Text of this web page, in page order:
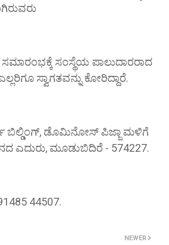
ಸಂಸ್ಥೆಯ ಪಾಲುದಾರರಾದ
ಸ್ವಾಗತವನ್ನು ಕೋರಿದ್ದಾರೆ.
ಬಿಲ್ಡಿಂಗ್, ಡೊಮಿನೋಸ್ ಪಿಜ್ಜಾ ಮಳಿಗೆ
ಎದುರು, ಮೂಡುಬಿದಿರೆ - 574227.
44507.
NEWER